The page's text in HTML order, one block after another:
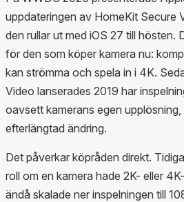
uppdateringen av HomeKit Secure
den rullar ut med iOS 27 till hösten.
för den som köper kamera nu:
kan strömma och spela in i 4K.
Video lanserades 2019 har
oavsett kamerans egen upplösning,
efterlängtad ändring.
Det påverkar köpråden direkt.
roll om en kamera hade 2K- eller
ändå skalade ner inspelningen till